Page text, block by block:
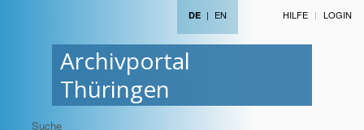
Archivportal
Thüringen
DE | EN HILFE LOGIN
Suche